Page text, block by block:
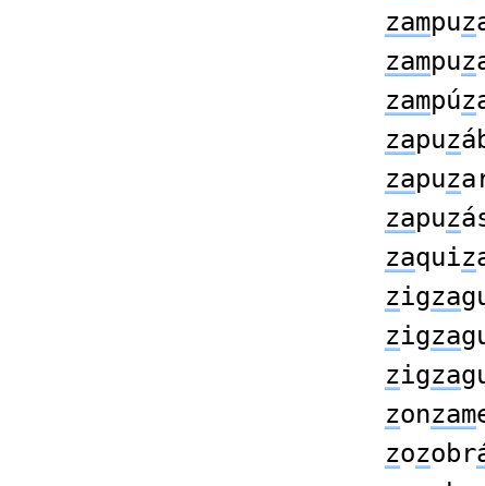
zampuz
zampuz
zampúz
zapuz
zapuz
zapuz
zaquiz
zigza
zigza
zigza
zonzam
zozobr